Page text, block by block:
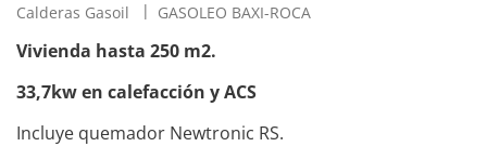
Calderas Gasoil GASOLEO BAXI-ROCA
Vivienda hasta 250 m2.
33,7kw en calefacción y ACS
Incluye quemador Newtronic RS.